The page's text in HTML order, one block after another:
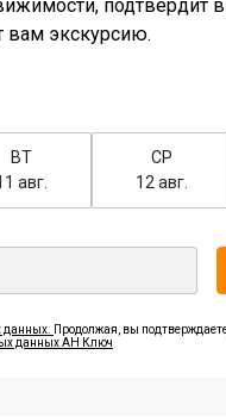
подтвердит
вам экскурсию.
ВТ
авг.
СР
12 авг.
данных.
Продолжая, вы
данных АН Ключ